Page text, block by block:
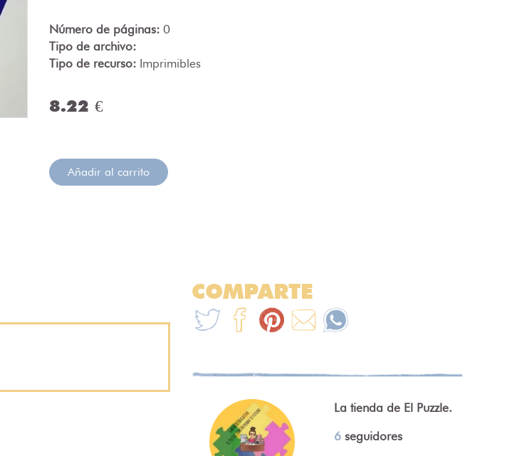
Número de páginas: 0
Tipo de archivo:
Tipo de recurso: Imprimibles
8.22 €
Añadir al carrito
COMPARTE
La tienda de El Puzzle.
6 seguidores